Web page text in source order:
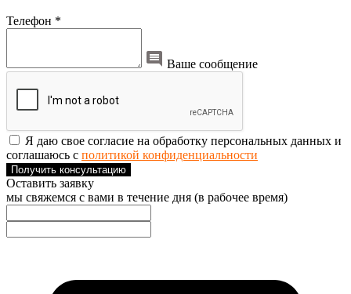
Телефон *
Ваше сообщение
Я даю свое согласие на обработку персональных данных и
соглашаюсь с политикой конфиденциальности
Получить консультацию
Оставить заявку
мы свяжемся с вами в течение дня (в рабочее время)